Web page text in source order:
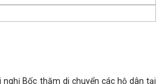
nghị Bốc thăm di chuyển các hộ dân tại